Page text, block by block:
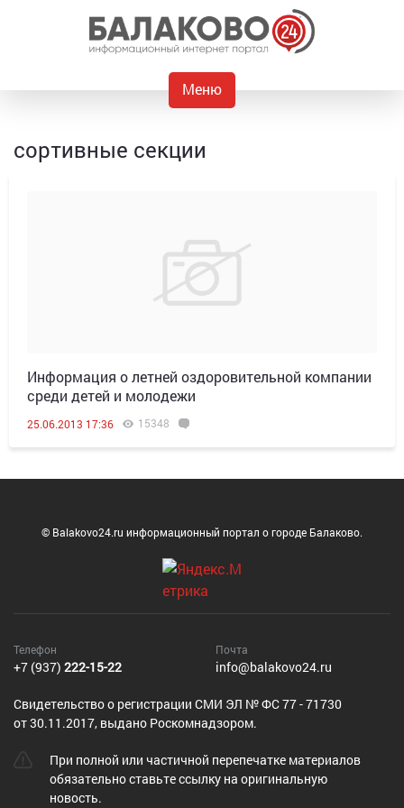
Меню
сортивные секции
Информация о летней оздоровительной компании
среди детей и молодежи
25.06.2013 17:36 15348
© Balakovo24.ru информационный портал о городе Балаково.
Телефон
+7 (937) 222-15-22
Почта
info@balakovo24.ru
Cвидетельство о регистрации СМИ ЭЛ № ФС 77 - 71730
от 30.11.2017, выдано Роскомнадзором.
При полной или частичной перепечатке материалов
обязательно ставьте ссылку на оригинальную
новость.